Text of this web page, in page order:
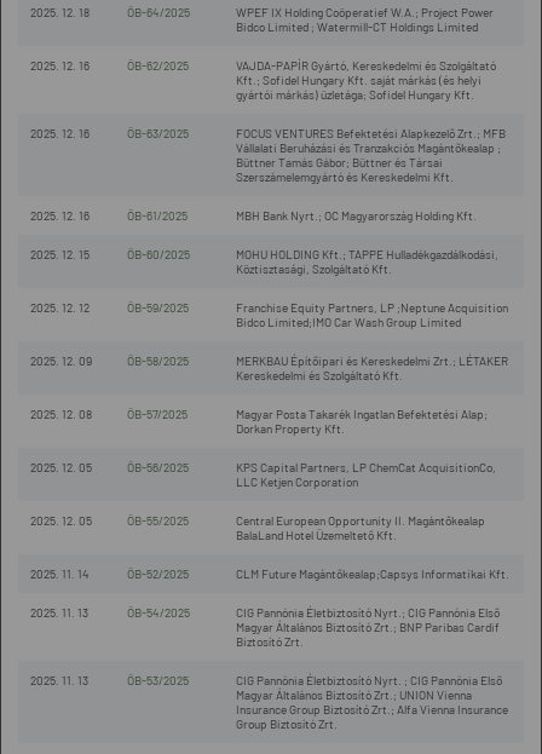
2025. 12. 18 ÖB-64/2025
WPEF IX Holding Coöperatief W.A.; Project Power
Bidco Limited ; Watermill-CT Holdings Limited
2025. 12. 16 ÖB-62/2025
VAJDA-PAPÍR Gyártó, Kereskedelmi és Szolgáltató
Kft.; Sofidel Hungary Kft. saját márkás (és helyi
gyártói márkás) üzletága; Sofidel Hungary Kft.
2025. 12. 16 ÖB-63/2025
FOCUS VENTURES Befektetési Alapkezelő Zrt.; MFB
Vállalati Beruházási és Tranzakciós Magántőkealap ;
Büttner Tamás Gábor; Büttner és Társai
Szerszámelemgyártó és Kereskedelmi Kft.
2025. 12. 16 ÖB-61/2025 MBH Bank Nyrt.; OC Magyarország Holding Kft.
2025. 12. 15 ÖB-60/2025
MOHU HOLDING Kft.; TAPPE Hulladékgazdálkodási,
Köztisztasági, Szolgáltató Kft.
2025. 12. 12 ÖB-59/2025
Franchise Equity Partners, LP ;Neptune Acquisition
Bidco Limited;IMO Car Wash Group Limited
2025. 12. 09 ÖB-58/2025
MERKBAU Építőipari és Kereskedelmi Zrt.; LÉTAKER
Kereskedelmi és Szolgáltató Kft.
2025. 12. 08 ÖB-57/2025
Magyar Posta Takarék Ingatlan Befektetési Alap;
Dorkan Property Kft.
2025. 12. 05 ÖB-56/2025
KPS Capital Partners, LP ChemCat AcquisitionCo,
LLC Ketjen Corporation
2025. 12. 05 ÖB-55/2025
Central European Opportunity II. Magántőkealap
BalaLand Hotel Üzemeltető Kft.
2025. 11. 14 ÖB-52/2025 CLM Future Magántőkealap;Capsys Informatikai Kft.
2025. 11. 13 ÖB-54/2025
CIG Pannónia Életbiztosító Nyrt.; CIG Pannónia Első
Magyar Általános Biztosító Zrt.; BNP Paribas Cardif
Biztosító Zrt.
2025. 11. 13 ÖB-53/2025
CIG Pannónia Életbiztosító Nyrt. ; CIG Pannónia Első
Magyar Általános Biztosító Zrt.; UNION Vienna
Insurance Group Biztosító Zrt.; Alfa Vienna Insurance
Group Biztosító Zrt.